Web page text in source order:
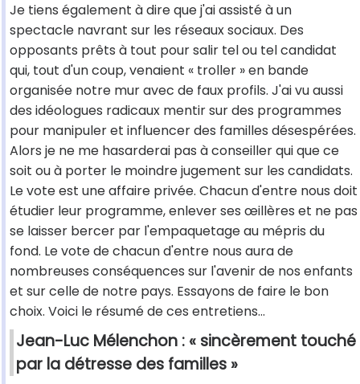
Je tiens également à dire que j'ai assisté à un
spectacle navrant sur les réseaux sociaux. Des
opposants prêts à tout pour salir tel ou tel candidat
qui, tout d'un coup, venaient « troller » en bande
organisée notre mur avec de faux profils. J'ai vu aussi
des idéologues radicaux mentir sur des programmes
pour manipuler et influencer des familles désespérées.
Alors je ne me hasarderai pas à conseiller qui que ce
soit ou à porter le moindre jugement sur les candidats.
Le vote est une affaire privée. Chacun d'entre nous doit
étudier leur programme, enlever ses œillères et ne pas
se laisser bercer par l'empaquetage au mépris du
fond. Le vote de chacun d'entre nous aura de
nombreuses conséquences sur l'avenir de nos enfants
et sur celle de notre pays. Essayons de faire le bon
choix. Voici le résumé de ces entretiens…
Jean-Luc Mélenchon : « sincèrement touché
par la détresse des familles »